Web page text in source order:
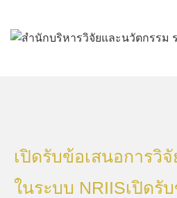
content
เปิดรับข้อเสนอการวิ
ในระบบ NRIISเปิดรั